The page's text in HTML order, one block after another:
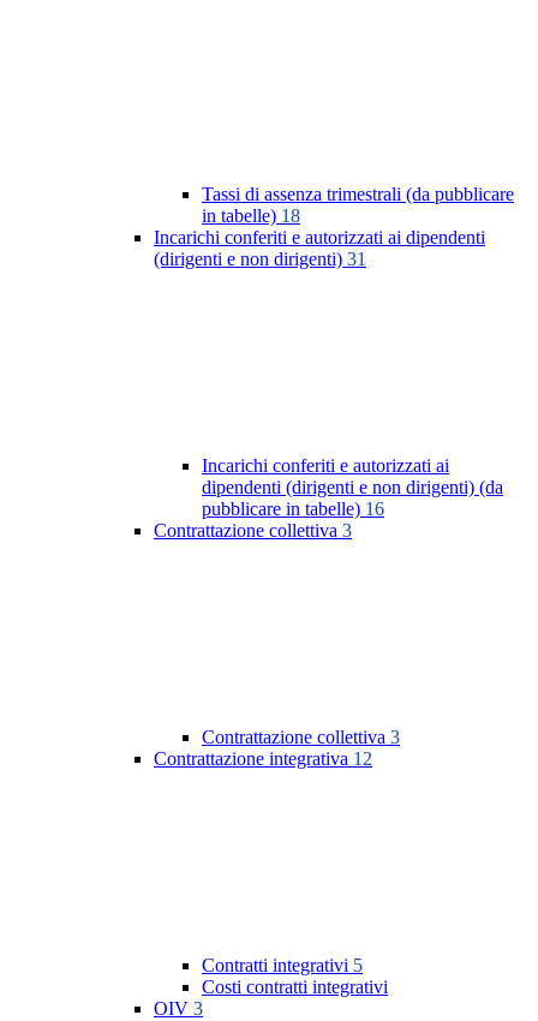
Tassi di assenza trimestrali (da pubblicare
in tabelle) 18
Incarichi conferiti e autorizzati ai dipendenti
(dirigenti e non dirigenti) 31
Incarichi conferiti e autorizzati ai
dipendenti (dirigenti e non dirigenti) (da
pubblicare in tabelle) 16
Contrattazione collettiva 3
Contrattazione collettiva 3
Contrattazione integrativa 12
Contratti integrativi 5
Costi contratti integrativi
OIV 3